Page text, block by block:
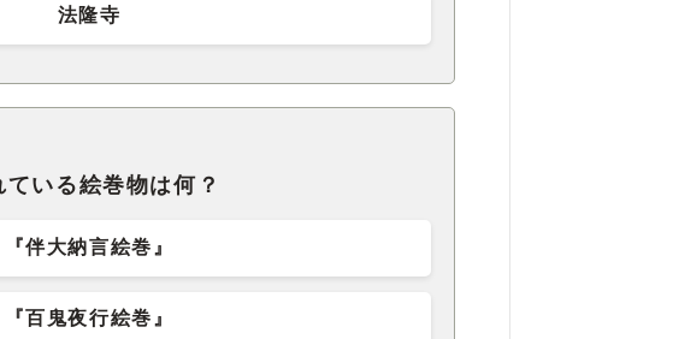
法隆寺
いる絵巻物は何？
『伴大納言絵巻』
『百鬼夜行絵巻』